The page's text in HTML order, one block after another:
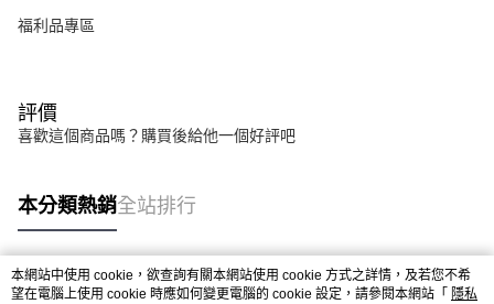
福利品專區
評價
喜歡這個商品嗎？購買後給他一個好評吧
本分類熱銷全站排行
熱門標籤
本網站中使用 cookie，欲查詢有關本網站使用 cookie 方式之詳情，及若您不希
望在電腦上使用 cookie 時應如何變更電腦的 cookie 設定，請參閱本網站「 隱私